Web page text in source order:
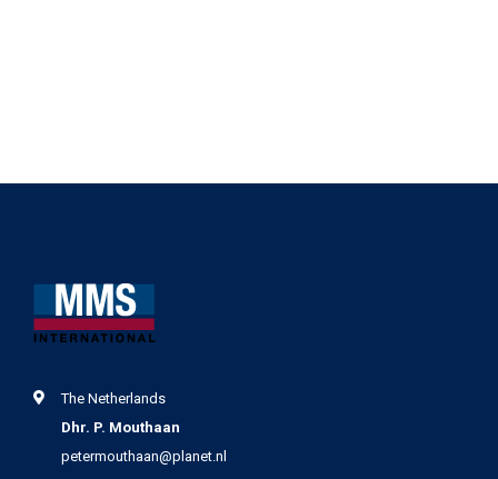
The Netherlands
Dhr. P. Mouthaan
petermouthaan@planet.nl